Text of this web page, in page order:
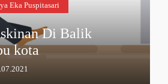
Eka Puspitasari
Di Balik
kota